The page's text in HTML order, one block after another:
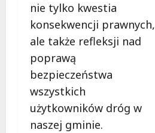
nie tylko kwestia
konsekwencji prawnych,
ale także refleksji nad
poprawą
bezpieczeństwa
wszystkich
użytkowników dróg w
naszej gminie.